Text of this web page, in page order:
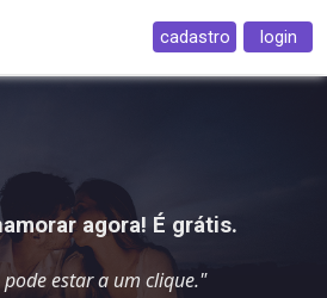
cadastro login
agora! É grátis.
estar a um clique."